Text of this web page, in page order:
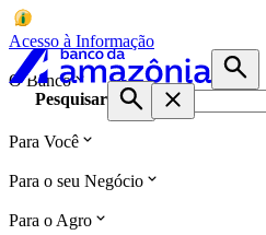
Acesso à Informação
O Banco
Pesquisar
Para Você
Para o seu Negócio
Para o Agro